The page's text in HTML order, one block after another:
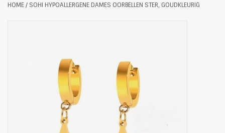
HOME/ SOHI HYPOALLERGENE DAMES OORBELLEN STER, GOUDKLEURIG